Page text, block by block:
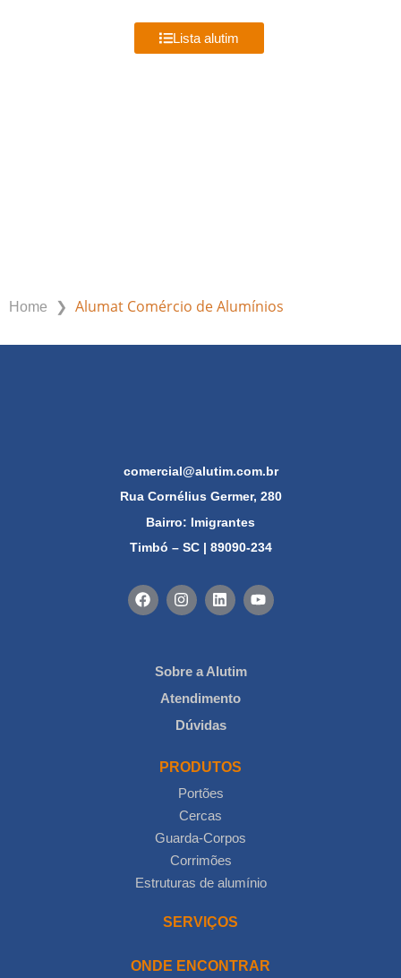
Lista alutim
Home ❯ Alumat Comércio de Alumínios
comercial@alutim.com.br
Rua Cornélius Germer, 280
Bairro: Imigrantes
Timbó – SC | 89090-234
Sobre a Alutim
Atendimento
Dúvidas
PRODUTOS
Portões
Cercas
Guarda-Corpos
Corrimões
Estruturas de alumínio
SERVIÇOS
ONDE ENCONTRAR